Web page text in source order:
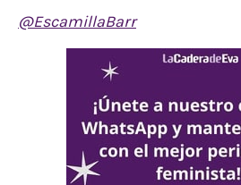
@EscamillaBarr